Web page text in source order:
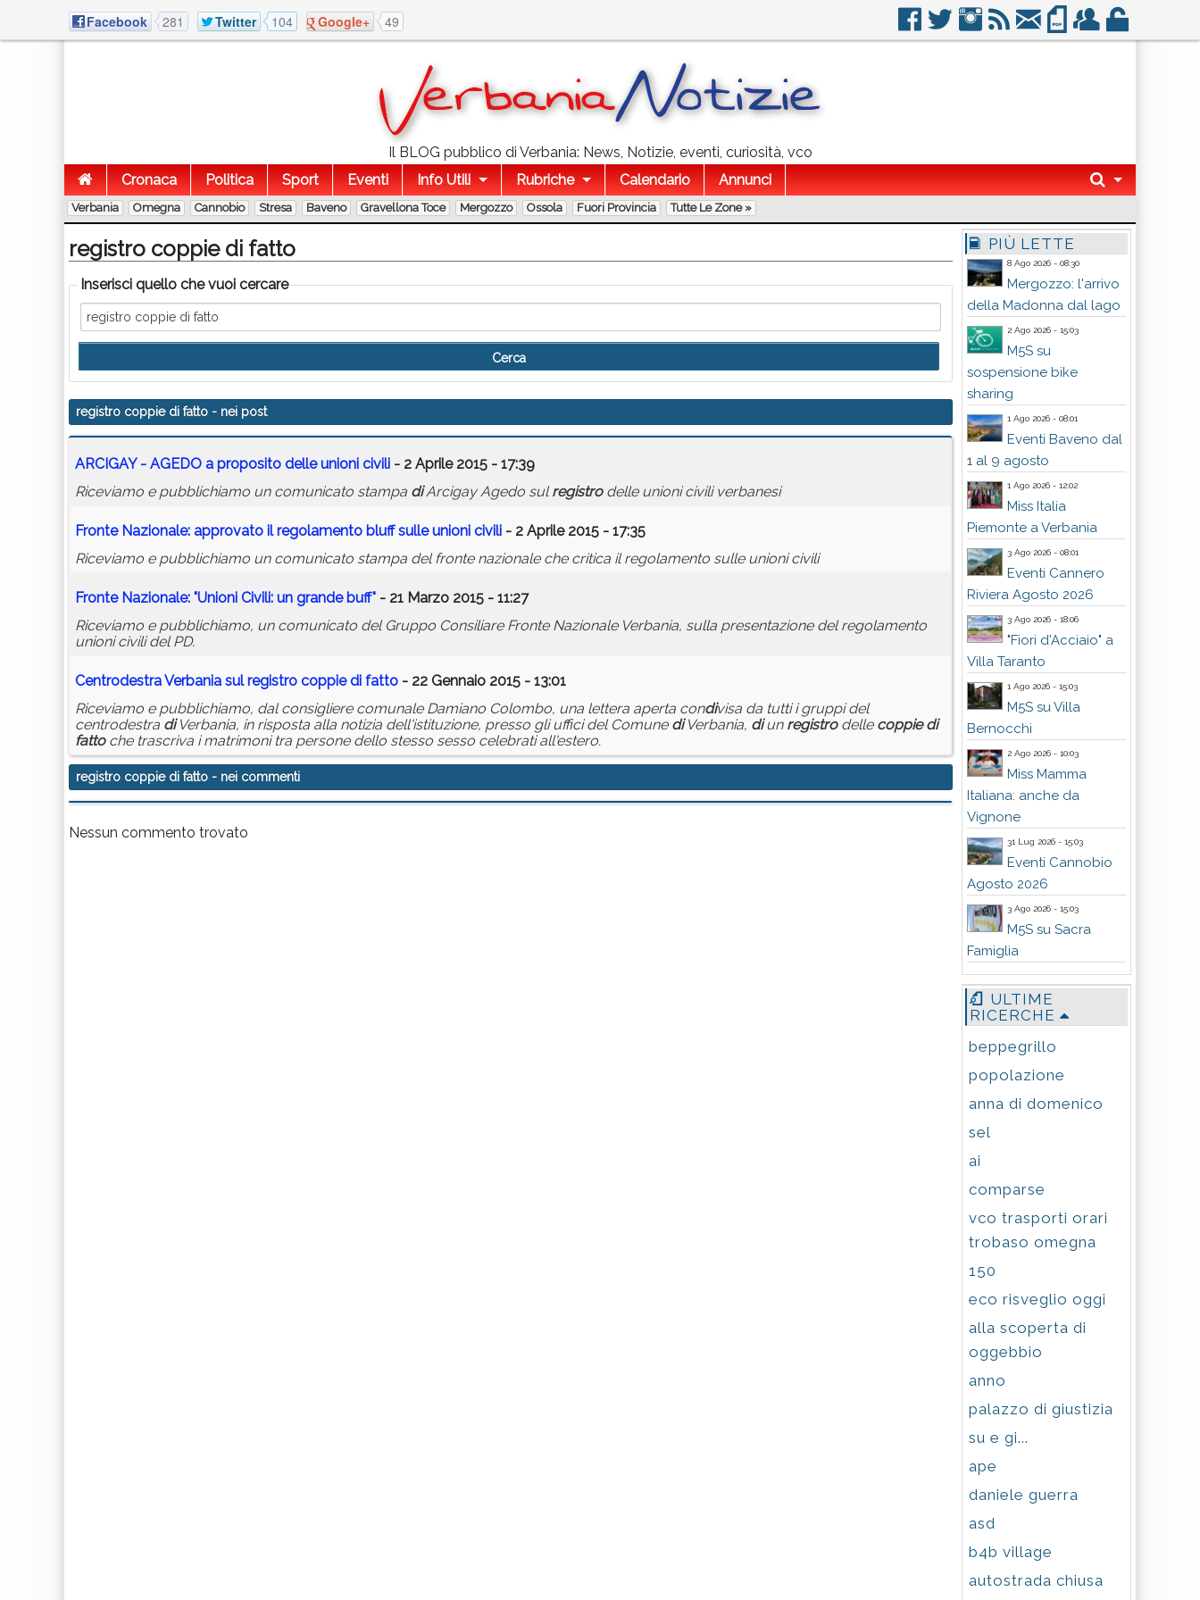
Facebook 281 Twitter 104 Google+ 49
Il BLOG pubblico di Verbania: News, Notizie, eventi, curiosità, vco
Cronaca
Politica Sport Eventi Info Utili Rubriche Calendario Annunci
Verbania Omegna Cannobio Stresa Baveno Gravellona Toce Mergozzo Ossola Fuori Provincia Tutte Le Zone »
registro coppie di fatto
Inserisci quello che vuoi cercare
registro coppie di fatto - nei post
ARCIGAY - AGEDO a proposito delle unioni civili - 2 Aprile 2015 - 17:39
Riceviamo e pubblichiamo un comunicato stampa diArcigay Agedo sulregistrodelle unioni civili verbanesi
Fronte Nazionale: approvato il regolamento bluff sulle unioni civili - 2 Aprile 2015 - 17:35
Riceviamo e pubblichiamo un comunicato stampa del fronte nazionale che critica il regolamento sulle unioni civili
Fronte Nazionale: "Unioni Civili: un grande buff" - 21 Marzo 2015 - 11:27
Riceviamo e pubblichiamo, un comunicato del Gruppo Consiliare Fronte Nazionale Verbania, sulla presentazione del regolamento
unioni civili del PD.
Centrodestra Verbania sulregistro coppie di fatto - 22 Gennaio 2015 - 13:01
Riceviamo e pubblichiamo, dal consigliere comunale Damiano Colombo, una lettera aperta condivisa da tutti i gruppi del
centrodestra diVerbania, in risposta alla notizia dell'istituzione, presso gli uffici del Comune diVerbania, diun registrodelle coppie di
fattoche trascriva i matrimoni tra persone dello stesso sesso celebrati all'estero.
registro coppie di fatto - nei commenti
Nessun commento trovato
PIÙ LETTE
8 Ago 2026 - 08:30
Mergozzo: l'arrivo
della Madonna dal lago
2 Ago 2026 - 15:03
M5S su
sospensione bike
sharing
1 Ago 2026 - 08:01
Eventi Baveno dal
1 al 9 agosto
1 Ago 2026 - 12:02
Miss Italia
Piemonte a Verbania
3 Ago 2026 - 08:01
Eventi Cannero
Riviera Agosto 2026
3 Ago 2026 - 18:06
"Fiori d'Acciaio" a
Villa Taranto
1 Ago 2026 - 15:03
M5S su Villa
Bernocchi
2 Ago 2026 - 10:03
Miss Mamma
Italiana: anche da
Vignone
31 Lug 2026 - 15:03
Eventi Cannobio
Agosto 2026
3 Ago 2026 - 15:03
M5S su Sacra
Famiglia
ULTIME
RICERCHE
beppegrillo
popolazione
anna di domenico
sel
ai
comparse
vco trasporti orari
trobaso omegna
150
eco risveglio oggi
alla scoperta di
oggebbio
anno
palazzo di giustizia
su e gi...
ape
daniele guerra
asd
b4b village
autostrada chiusa